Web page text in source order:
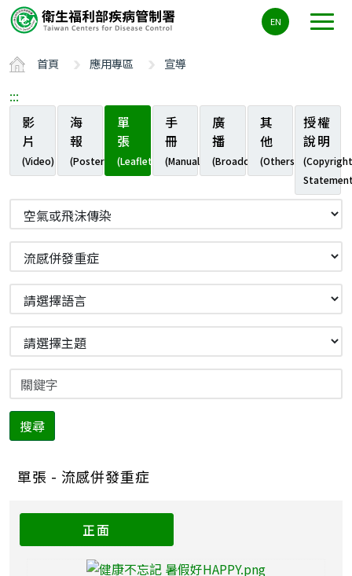
要
容
ALT+C
EN
首頁 應用專區 宣導
:::
影
片
(Video)
海
報
(Poster)
單
張
(Leaflet)
手
冊
(Manual)
廣
播
(Broadcast)
其
他
(Others)
授權
說明
搜尋
單張 - 流感併發重症
正面